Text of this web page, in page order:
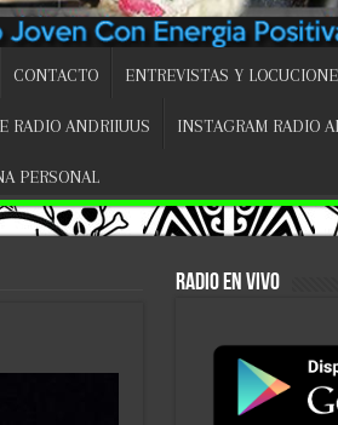
CONTACTO ENTREVISTAS Y
RADIO ANDRIIUUS INSTAGRAM RADIO
PERSONAL
RADIO EN VIVO